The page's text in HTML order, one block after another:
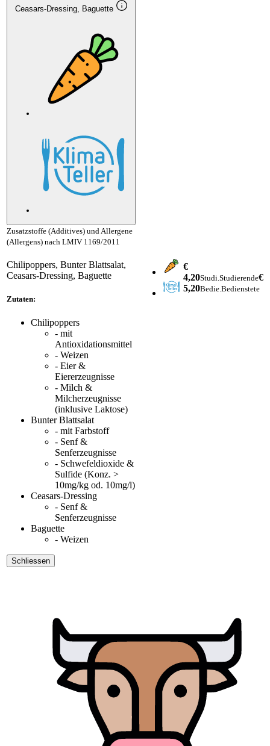
Ceasars-Dressing, Baguette
Zusatzstoffe (Additives) und Allergene
(Allergens) nach LMIV 1169/2011
Chilipoppers, Bunter Blattsalat,
Ceasars-Dressing, Baguette
Zutaten:
Chilipoppers
- mit
Antioxidationsmittel
- Weizen
- Eier &
Eiererzeugnisse
- Milch &
Milcherzeugnisse
(inklusive Laktose)
Bunter Blattsalat
- mit Farbstoff
- Senf &
Senferzeugnisse
- Schwefeldioxide &
Sulfide (Konz. >
10mg/kg od. 10mg/l)
Ceasars-Dressing
- Senf &
Senferzeugnisse
Baguette
- Weizen
Schliessen
€
4,20Studi. Studierende€
5,20Bedie. Bedienstete